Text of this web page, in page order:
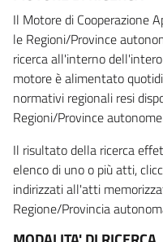
Il Motore di Cooperazione
le Regioni/Province
ricerca all'interno
motore è alimentato
normativi regionali resi
Regioni/Province
Il risultato della ricerca
elenco di uno o più atti,
indirizzati all'atti
Regione/Provincia